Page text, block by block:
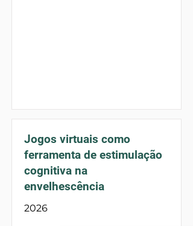
Jogos virtuais como
ferramenta de estimulação
cognitiva na
envelhescência
2026